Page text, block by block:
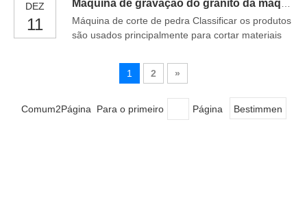
indústrias de processamento de lápide, indústrias
de propaganda para trabalhos de artesanato de
pedra de pedra, domicílio domiciliar, indústrias de
DEZ
11
Máquina de corte de pedra Classificar os produtos
são usados ​​principalmente para cortar materiais
granito, pedra artificial, etc. Os principais produtos
incluem: 4 cabeças Bisected Stone Cutting
cabeças de corte de pedra máquinas, A.
1 2 »
Comum2Página Para o primeiro Página Bestimmen